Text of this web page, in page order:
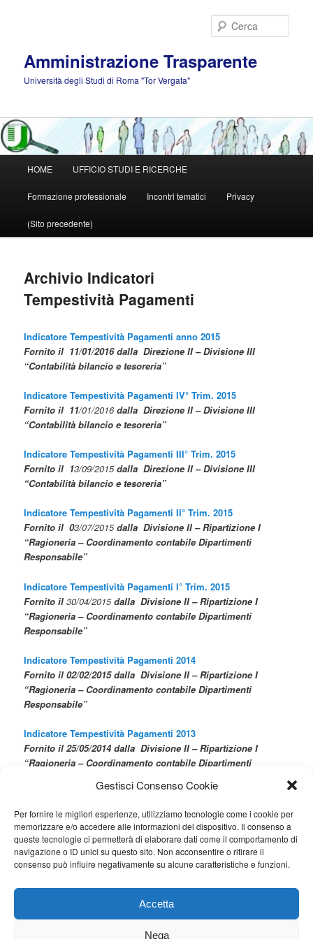
Gestisci Consenso Cookie
Per fornire le migliori esperienze, utilizziamo tecnologie come i cookie per
memorizzare e/o accedere alle informazioni del dispositivo. Il consenso a
queste tecnologie ci permetterà di elaborare dati come il comportamento di
navigazione o ID unici su questo sito. Non acconsentire o ritirare il
consenso può influire negativamente su alcune caratteristiche e funzioni.
Accetta
Nega
Amministrazione Trasparente
Università degli Studi di Roma "Tor Vergata"
HOME UFFICIO STUDI E RICERCHE
Formazione professionale Incontri tematici Privacy
(Sito precedente)
Archivio Indicatori
Tempestività Pagamenti
Indicatore Tempestività Pagamenti anno 2015
Fornito il 11/01/2016dalla Direzione II – Divisione III
“Contabilità bilancio e tesoreria”
Indicatore Tempestività Pagamenti IV° Trim. 2015
Fornito il 11/01/2016dalla Direzione II – Divisione III
“Contabilità bilancio e tesoreria”
Indicatore Tempestività Pagamenti III° Trim. 2015
Fornito il 13/09/2015dalla Direzione II – Divisione III
“Contabilità bilancio e tesoreria”
Indicatore Tempestività Pagamenti II° Trim. 2015
Fornito il 03/07/2015dalla Divisione II – Ripartizione I
“Ragioneria – Coordinamento contabile Dipartimenti
Responsabile”
Indicatore Tempestività Pagamenti I° Trim. 2015
Fornito il30/04/2015dalla Divisione II – Ripartizione I
“Ragioneria – Coordinamento contabile Dipartimenti
Responsabile”
Indicatore Tempestività Pagamenti 2014
Fornito il 02/02/2015 dalla Divisione II – Ripartizione I
“Ragioneria – Coordinamento contabile Dipartimenti
Responsabile”
Indicatore Tempestività Pagamenti 2013
Fornitoil 25/05/2014 dalla Divisione II – Ripartizione I
“Ragioneria – Coordinamento contabile Dipartimenti
CONTATORE VISITE